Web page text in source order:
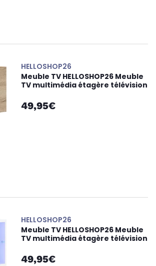
HELLOSHOP26
Meuble TV HELLOSHOP26 Meuble
TV multimédia étagère télévision
49,95€
HELLOSHOP26
Meuble TV HELLOSHOP26 Meuble
TV multimédia étagère télévision
49,95€